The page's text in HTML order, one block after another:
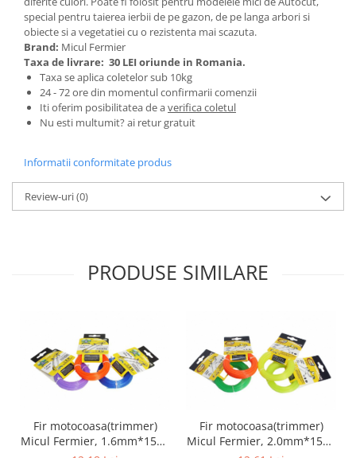
Tractoraș de tuns gazonul
Zootehnie
Incubatoare, oparitoare si
deplumatoare
Echipamente pentru animale
Aparate de tuns animale
Piese si accesorii aparate de tuns
Tarcuri animale
Semanatori
Masini batut stalpi si accesorii
Mobilier gradina
Lopeti zapada
Zdrobitoare si teascuri
Zdrobitoare electrice
Zdrobitoare electrice & manuale
special pentru taierea ierbii de pe gazon, de pe langa arbori si
obiecte si a vegetatiei cu o rezistenta mai scazuta.
Brand: Micul Fermier
Taxa de livrare: 30 LEI oriunde in Romania.
Taxa se aplica coletelor sub 10kg
24 - 72 ore din momentul confirmarii comenzii
Iti oferim posibilitatea de averifica coletul
Nu esti multumit? ai retur gratuit
Informatii conformitate produs
Review-uri(0)
PRODUSE SIMILARE
Fir motocoasa(trimmer)
Micul Fermier, 1.6mm*15m,
Fir motocoasa(trimmer)
Micul Fermier, 2.0mm*15m,